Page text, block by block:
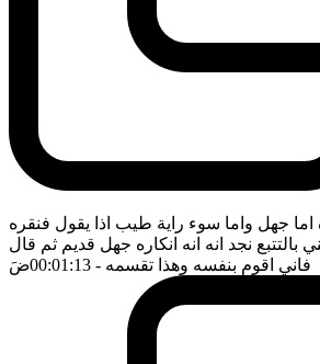
اما جهل واما سوء راية طيب اذا يقول فنقره
بالتتبع نجد انه انه انكاره جهل قديم ثم قال
فاني اقوم بنفسه وهذا تقسمه - 00:01:13 ضَ